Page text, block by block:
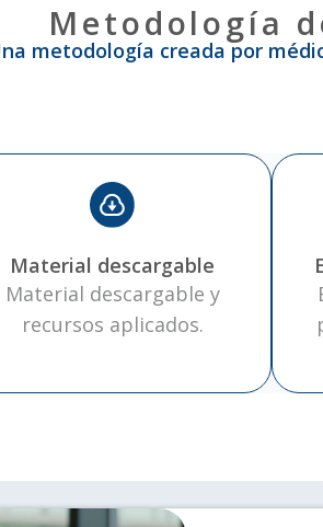
Metodología
metodología creada por
Material descargable
Material descargable y
recursos aplicados.